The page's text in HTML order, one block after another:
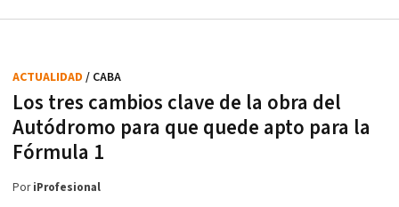
Los tres cambios clave de la obra del
Autódromo para que quede apto para la
Fórmula 1
ACTUALIDAD / CABA
PoriProfesional